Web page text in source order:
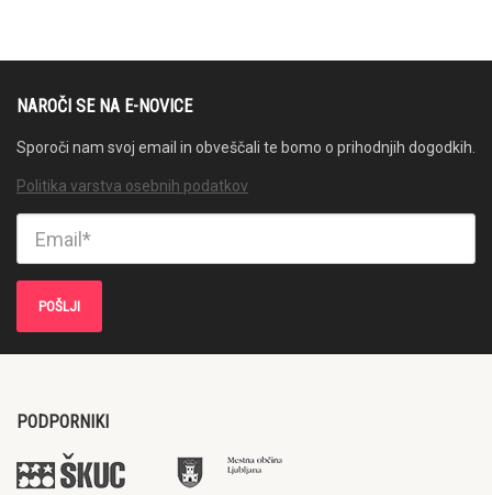
NAROČI SE NA E-NOVICE
Sporoči nam svoj email in obveščali te bomo o prihodnjih dogodkih.
Politika varstva osebnih podatkov
PODPORNIKI